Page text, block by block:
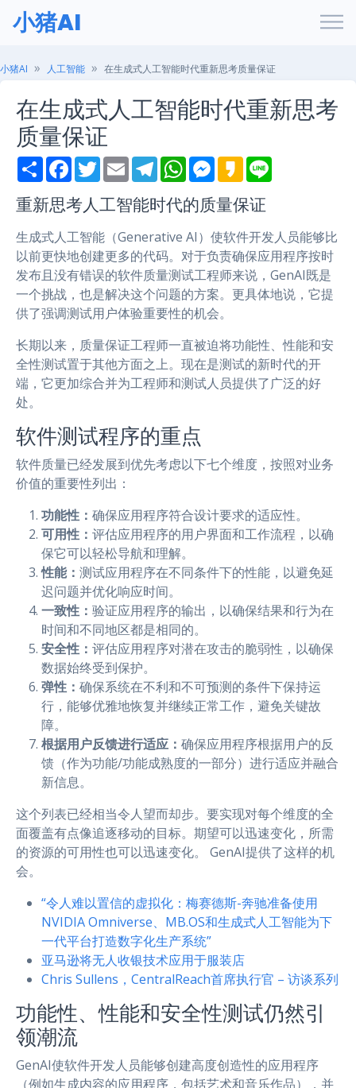
小猪AI
小猪AI 人工智能 在生成式人工智能时代重新思考质量保证
在生成式人工智能时代重新思考
质量保证
S
h
r
e
F
a
e
b
o
k
T
w
t
t
r
E
m
i
l
T
e
e
g
a
m
W
h
t
s
p
p
M
e
s
e
g
e
r
K
a
a
o
重新思考人工智能时代的质量保证
生成式人工智能（Generative AI）使软件开发人员能够比
以前更快地创建更多的代码。对于负责确保应用程序按时
发布且没有错误的软件质量测试工程师来说，GenAI既是
一个挑战，也是解决这个问题的方案。更具体地说，它提
供了强调测试用户体验重要性的机会。
长期以来，质量保证工程师一直被迫将功能性、性能和安
全性测试置于其他方面之上。现在是测试的新时代的开
端，它更加综合并为工程师和测试人员提供了广泛的好
处。
软件测试程序的重点
软件质量已经发展到优先考虑以下七个维度，按照对业务
价值的重要性列出：
功能性： 确保应用程序符合设计要求的适应性。
可用性： 评估应用程序的用户界面和工作流程，以确
保它可以轻松导航和理解。
性能： 测试应用程序在不同条件下的性能，以避免延
迟问题并优化响应时间。
一致性： 验证应用程序的输出，以确保结果和行为在
时间和不同地区都是相同的。
安全性： 评估应用程序对潜在攻击的脆弱性，以确保
数据始终受到保护。
弹性： 确保系统在不利和不可预测的条件下保持运
行，能够优雅地恢复并继续正常工作，避免关键故
障。
根据用户反馈进行适应： 确保应用程序根据用户的反
馈（作为功能/功能成熟度的一部分）进行适应并融合
新信息。
这个列表已经相当令人望而却步。要实现对每个维度的全
面覆盖有点像追逐移动的目标。期望可以迅速变化，所需
的资源的可用性也可以迅速变化。 GenAI提供了这样的机
会。
“令人难以置信的虚拟化：梅赛德斯-奔驰准备使用
NVIDIA Omniverse、MB.OS和生成式人工智能为下
一代平台打造数字化生产系统”
亚马逊将无人收银技术应用于服装店
Chris Sullens，CentralReach首席执行官 – 访谈系列
功能性、性能和安全性测试仍然引
领潮流
GenAI使软件开发人员能够创建高度创造性的应用程序
（例如生成内容的应用程序，包括艺术和音乐作品），并